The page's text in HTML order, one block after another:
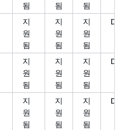
됨
됨
됨
지
원
됨
지
원
됨
지
원
됨
지
원
됨
지
원
됨
지
원
됨
지
원
됨
지
원
됨
지
원
됨